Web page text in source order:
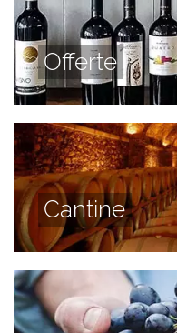
Offerte
Cantine